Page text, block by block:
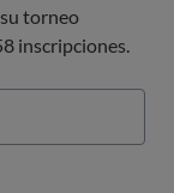
torneo
inscripciones.